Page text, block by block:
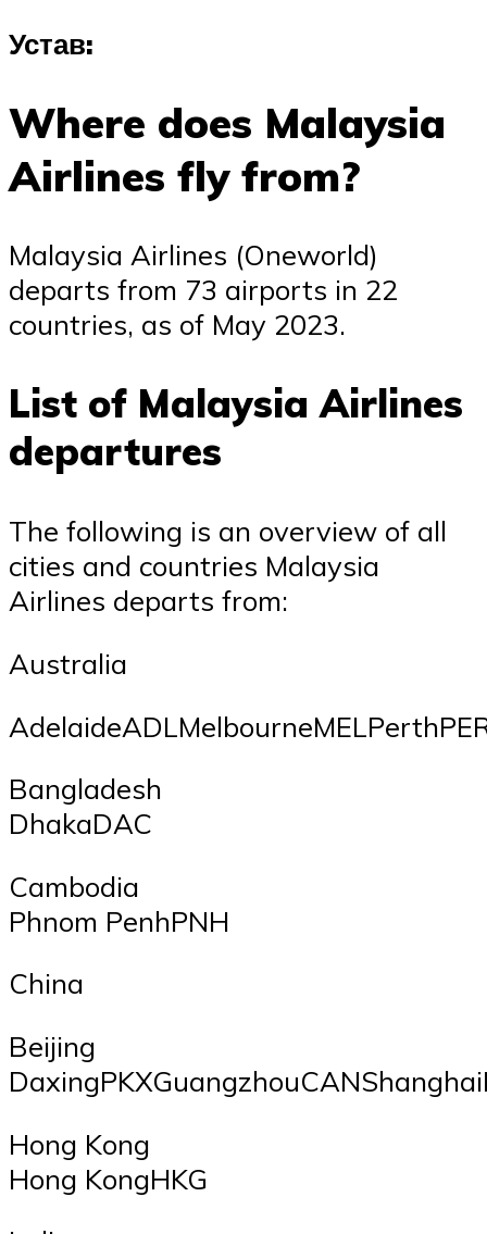
Устав:
Where does Malaysia
Airlines fly from?
Malaysia Airlines (Oneworld)
departs from 73 airports in 22
countries, as of May 2023.
List of Malaysia Airlines
departures
The following is an overview of all
cities and countries Malaysia
Airlines departs from:
Australia
Bangladesh
DhakaDAC
Cambodia
Phnom PenhPNH
China
Beijing
Hong Kong
Hong KongHKG